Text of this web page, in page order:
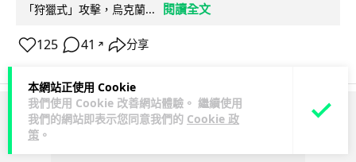
本網站正使用 Cookie
我們使用 Cookie 改善網站體驗。 繼續使用
我們的網站即表示您同意我們的 Cookie 政
策 。
「狩獵式」攻擊，烏克蘭...
閱讀全文
125 41 ↗ 分享
ADVERTISEMENT